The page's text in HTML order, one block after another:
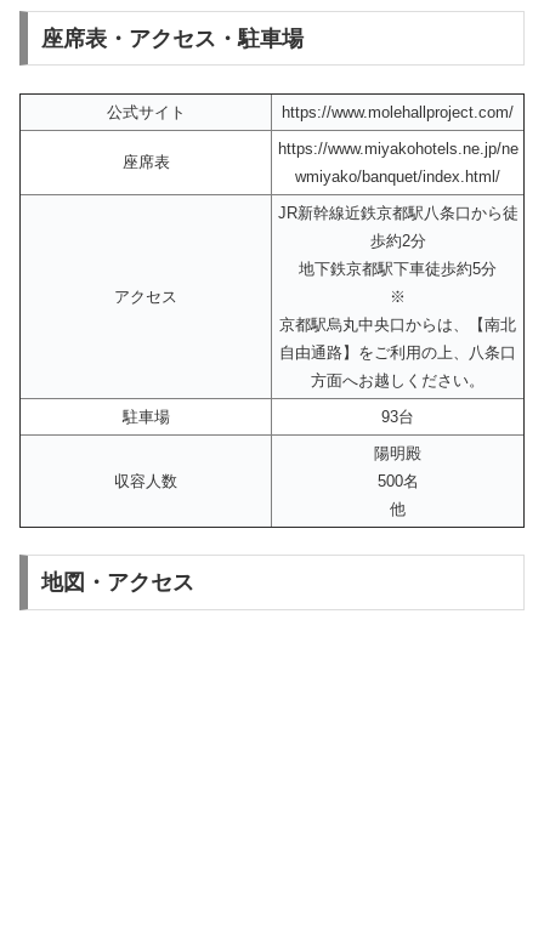
座席表・アクセス・駐車場
公式サイト https://www.molehallproject.com/
座席表
https://www.miyakohotels.ne.jp/ne
wmiyako/banquet/index.html/
アクセス
JR新幹線近鉄京都駅八条口から徒
歩約2分
地下鉄京都駅下車徒歩約5分
※
京都駅烏丸中央口からは、【南北
自由通路】をご利用の上、八条口
方面へお越しください。
駐車場
93台
収容人数
陽明殿
500名
他
地図・アクセス